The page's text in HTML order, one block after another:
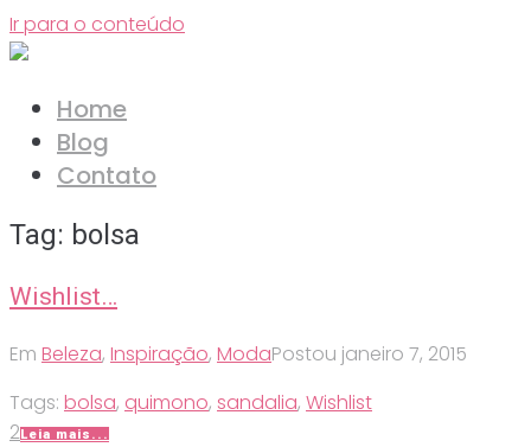
Ir para o conteúdo
Home
Blog
Contato
Tag: bolsa
Wishlist…
Em Beleza, Inspiração, ModaPostou janeiro 7, 2015
Tags: bolsa, quimono, sandalia, Wishlist
2Leia mais...